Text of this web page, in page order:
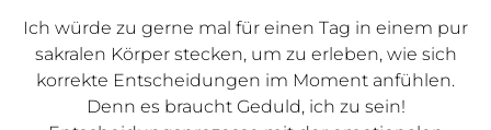
Ich würde zu gerne mal für einen Tag in einem pur
sakralen Körper stecken, um zu erleben, wie sich
korrekte Entscheidungen im Moment anfühlen.
Denn es braucht Geduld, ich zu sein!